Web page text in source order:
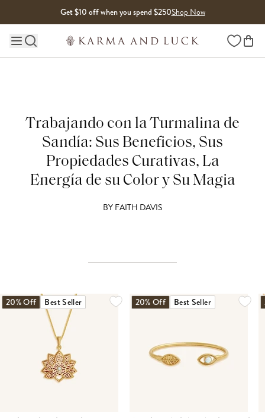
Get $10 off when you spend $250Shop Now
Main site navigation Wishlist
Trabajando con la Turmalina de
Sandía: Sus Beneficios, Sus
Propiedades Curativas, La
Energía de su Color y Su Magia
BYFAITH DAVIS
20% Off Best Seller 20% Off Best Seller